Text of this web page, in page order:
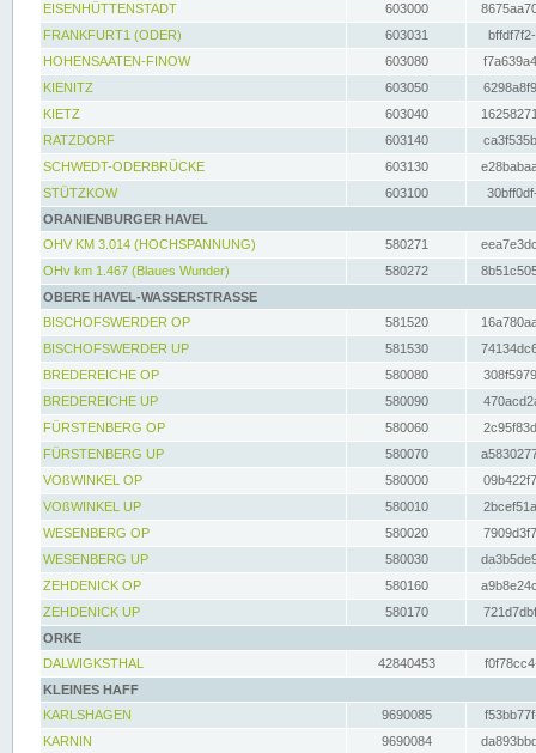
EISENHÜTTENSTADT
603000
FRANKFURT1 (ODER)
603031
HOHENSAATEN-FINOW
603080
KIENITZ
603050
KIETZ
603040
RATZDORF
603140
SCHWEDT-ODERBRÜCKE
603130
STÜTZKOW
603100
ORANIENBURGER HAVEL
OHV KM 3.014 (HOCHSPANNUNG)
580271
OHv km 1.467 (Blaues Wunder)
580272
OBERE HAVEL-WASSERSTRASSE
BISCHOFSWERDER OP
581520
BISCHOFSWERDER UP
581530
BREDEREICHE OP
580080
BREDEREICHE UP
580090
FÜRSTENBERG OP
580060
FÜRSTENBERG UP
580070
VOßWINKEL OP
580000
VOßWINKEL UP
580010
WESENBERG OP
580020
WESENBERG UP
580030
ZEHDENICK OP
580160
ZEHDENICK UP
580170
ORKE
DALWIGKSTHAL
42840453
KLEINES HAFF
KARLSHAGEN
9690085
KARNIN
9690084